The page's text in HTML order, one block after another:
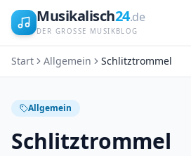
Musikalisch24.de
DER GROSSE MUSIKBLOG
Start Allgemein Schlitztrommel
Allgemein
Schlitztrommel